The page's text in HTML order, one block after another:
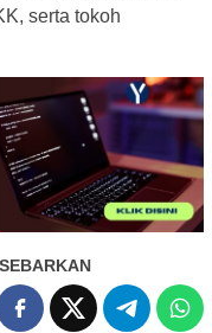
serta tokoh
SEBARKAN